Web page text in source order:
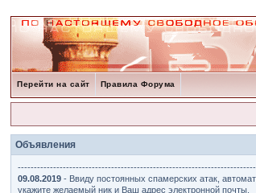
Перейти на сайт Правила Форума
Объявления
09.08.2019 - Ввиду постоянных спамерских атак,
укажите желаемый ник и Ваш адрес электронной почты.